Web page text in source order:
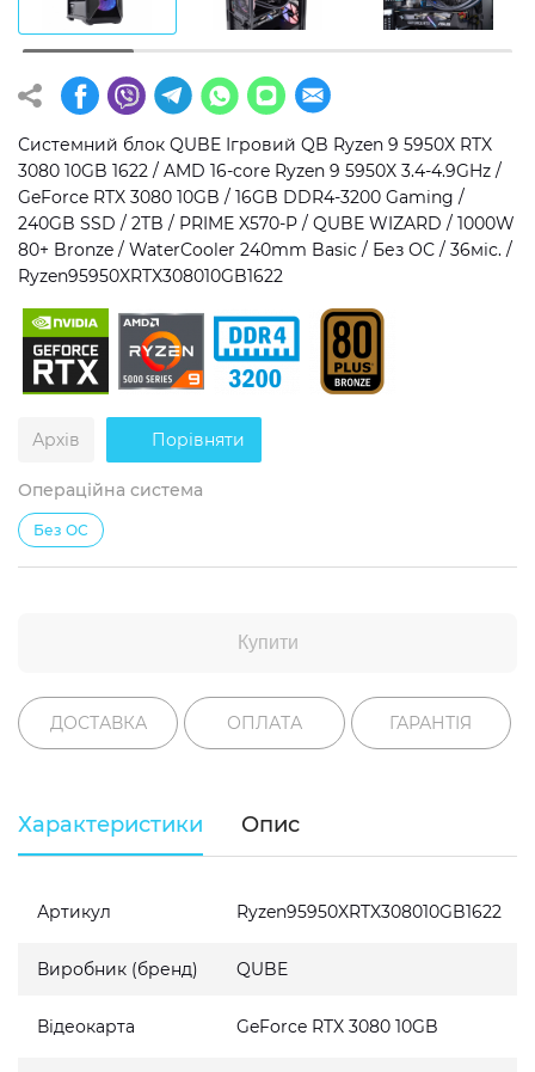
Операційна система
Windows 11 Home
Windows 11 Pro
Без ОС
Тип накопичувача
SSD
HDD
SSD + HDD
Додатково
RGB-підсвічування
Розблокований множник CPU
Надшвидкий M.2 SSD NVME
Системний блок QUBE Ігровий QB Ryzen 9 5950X RTX
3080 10GB 1622 / AMD 16-core Ryzen 9 5950X 3.4-4.9GHz /
GeForce RTX 3080 10GB / 16GB DDR4-3200 Gaming /
240GB SSD / 2TB / PRIME X570-P / QUBE WIZARD / 1000W
80+ Bronze / WaterCooler 240mm Basic / Без ОС / 36міс. /
Ryzen95950XRTX308010GB1622
Архів Порівняти
Операційна система
Без ОС
Купити
ДОСТАВКА ОПЛАТА ГАРАНТІЯ
Характеристики Опис
Артикул Ryzen95950XRTX308010GB1622
Виробник (бренд) QUBE
Відеокарта GeForce RTX 3080 10GB